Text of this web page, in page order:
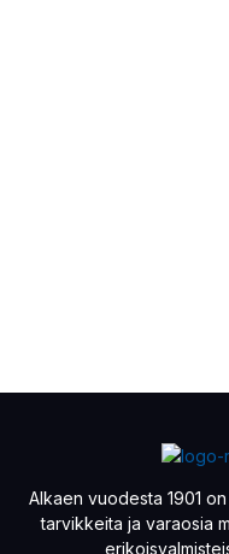
Alkaen vuodesta 1901
tarvikkeita ja varaosia